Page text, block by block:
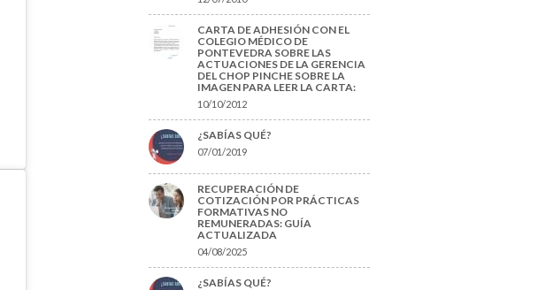
CARTA DE ADHESIÓN CON EL
COLEGIO MÉDICO DE
PONTEVEDRA SOBRE LAS
ACTUACIONES DE LA GERENCIA
DEL CHOP PINCHE SOBRE LA
IMAGEN PARA LEER LA CARTA:
10/10/2012
¿SABÍAS QUÉ?
07/01/2019
RECUPERACIÓN DE
COTIZACIÓN POR PRÁCTICAS
FORMATIVAS NO
REMUNERADAS: GUÍA
ACTUALIZADA
04/08/2025
¿SABÍAS QUÉ?